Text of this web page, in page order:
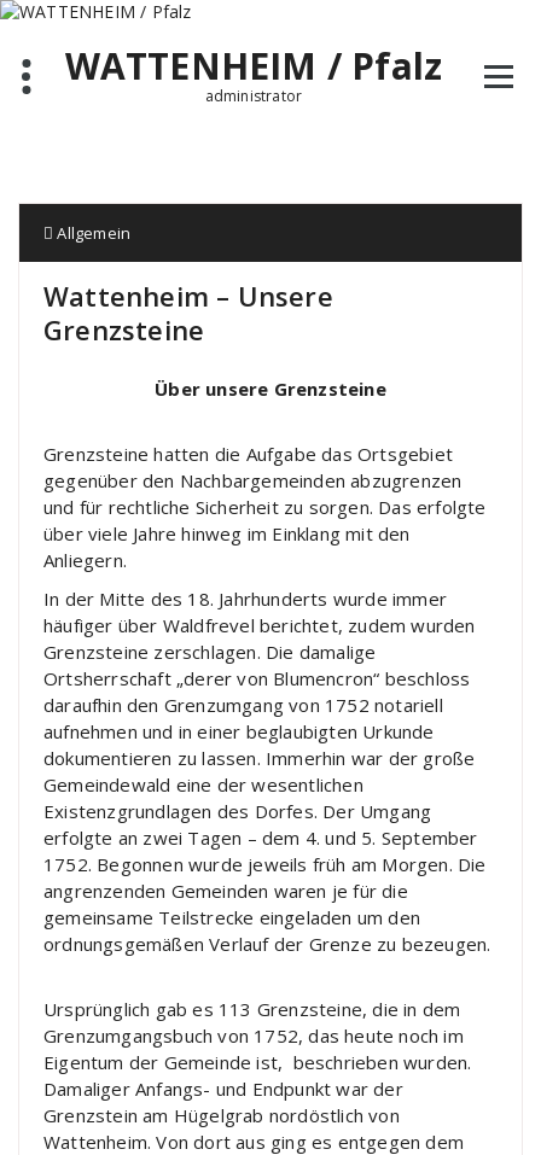
Zum
springenWATTENHEIM / Pfalz
administrator
Allgemein
Wattenheim – Unsere
Grenzsteine
Über unsere Grenzsteine
Grenzsteine hatten die Aufgabe das Ortsgebiet
gegenüber den Nachbargemeinden abzugrenzen
und für rechtliche Sicherheit zu sorgen. Das erfolgte
über viele Jahre hinweg im Einklang mit den
Anliegern.
In der Mitte des 18. Jahrhunderts wurde immer
häufiger über Waldfrevel berichtet, zudem wurden
Grenzsteine zerschlagen. Die damalige
Ortsherrschaft „derer von Blumencron“ beschloss
daraufhin den Grenzumgang von 1752 notariell
aufnehmen und in einer beglaubigten Urkunde
dokumentieren zu lassen. Immerhin war der große
Gemeindewald eine der wesentlichen
Existenzgrundlagen des Dorfes. Der Umgang
erfolgte an zwei Tagen – dem 4. und 5. September
1752. Begonnen wurde jeweils früh am Morgen. Die
angrenzenden Gemeinden waren je für die
gemeinsame Teilstrecke eingeladen um den
ordnungsgemäßen Verlauf der Grenze zu bezeugen.
Ursprünglich gab es 113 Grenzsteine, die in dem
Grenzumgangsbuch von 1752, das heute noch im
Eigentum der Gemeinde ist, beschrieben wurden.
Damaliger Anfangs- und Endpunkt war der
Grenzstein am Hügelgrab nordöstlich von
Wattenheim. Von dort aus ging es entgegen dem